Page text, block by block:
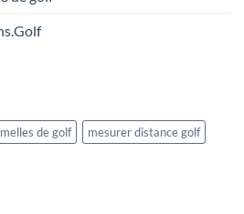
de golf
mesurer distance golf